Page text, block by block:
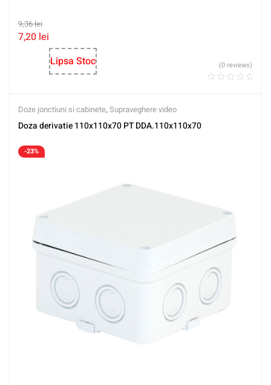
9,36lei
7,20 lei
Lipsa Stoc
(0 reviews)
Doze jonctiuni si cabinete, Supraveghere video
Doza derivatie 110x110x70 PT DDA.110x110x70
-23%